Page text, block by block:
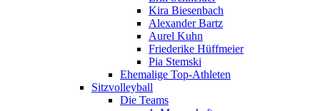
Kira Biesenbach
Alexander Bartz
Aurel Kuhn
Friederike Hüffmeier
Pia Stemski
Ehemalige Top-Athleten
Sitzvolleyball
Die Teams